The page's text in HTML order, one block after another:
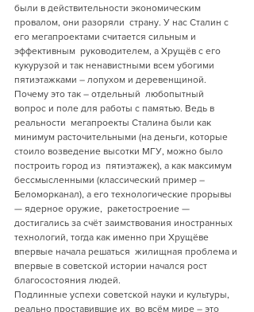
были в действительности экономическим
провалом, они разоряли  страну. У нас Сталин с
его мегапроектами считается сильным и
эффективным  руководителем, а Хрущёв с его
кукурузой и так ненавистными всем убогими
пятиэтажками – лопухом и деревенщиной.
Почему это так – отдельный  любопытный
вопрос и поле для работы с памятью. Ведь в
реальности  мегапроекты Сталина были как
минимум расточительными (на деньги, которые
стоило возведение высотки МГУ, можно было
построить город из  пятиэтажек), а как максимум
бессмысленными (классический пример –
Беломорканал), а его технологические прорывы
— ядерное оружие,  ракетостроение —
достигались за счёт заимствования иностранных
технологий, тогда как именно при Хрущёве
впервые начала решаться  жилищная проблема и
впервые в советской истории начался рост
благосостояния людей.
Подлинные успехи советской науки и культуры,
реально проставившие их  во всём мире – это